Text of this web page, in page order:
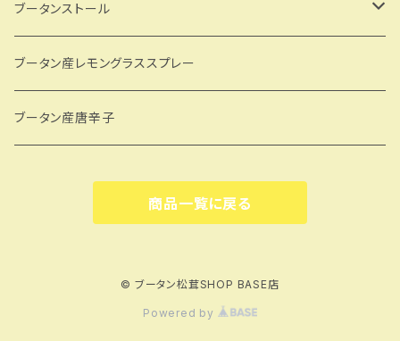
ブータンストール
GBJW
Dekiオリジナル
ブータン産レモングラススプレー
ブータン産唐辛子
商品一覧に戻る
© ブータン松茸SHOP BASE店
Powered by